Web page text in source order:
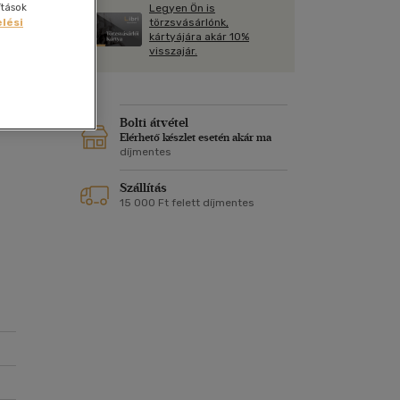
Kártya
Képeslap
Naptár
Vallás, mitológia
Legyen Ön is
törzsvásárlónk,
kártyájára akár 10%
visszajár.
Bolti átvétel
Elérhető készlet esetén akár ma
díjmentes
Szállítás
15 000 Ft felett díjmentes